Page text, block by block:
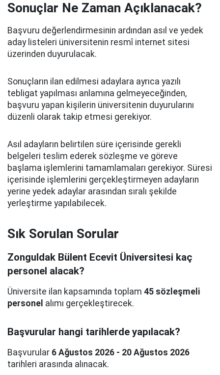
Sonuçlar Ne Zaman Açıklanacak?
Başvuru değerlendirmesinin ardından asıl ve yedek
aday listeleri üniversitenin resmî internet sitesi
üzerinden duyurulacak.
Sonuçların ilan edilmesi adaylara ayrıca yazılı
tebligat yapılması anlamına gelmeyeceğinden,
başvuru yapan kişilerin üniversitenin duyurularını
düzenli olarak takip etmesi gerekiyor.
Asıl adayların belirtilen süre içerisinde gerekli
belgeleri teslim ederek sözleşme ve göreve
başlama işlemlerini tamamlamaları gerekiyor. Süresi
içerisinde işlemlerini gerçekleştirmeyen adayların
yerine yedek adaylar arasından sıralı şekilde
yerleştirme yapılabilecek.
Sık Sorulan Sorular
Zonguldak Bülent Ecevit Üniversitesi kaç
personel alacak?
Üniversite ilan kapsamında toplam 45 sözleşmeli
personel alımı gerçekleştirecek.
Başvurular hangi tarihlerde yapılacak?
Başvurular 6 Ağustos 2026 - 20 Ağustos 2026
tarihleri arasında alınacak.